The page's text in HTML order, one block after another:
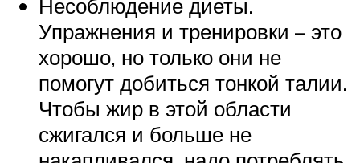
Несоблюдение диеты.
Упражнения и тренировки – это
хорошо, но только они не
помогут добиться тонкой талии.
Чтобы жир в этой области
сжигался и больше не